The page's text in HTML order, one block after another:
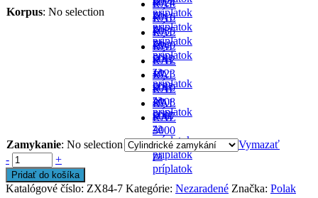
Korpus: No selection
príplatok
za
príplatok
6024
-
za
príplatok
RAL
7016
-
za
príplatok
RAL
7035
- v
cene
RAL
7040
-
za
príplatok
RAL
5012
- v
cene
RAL
1023
-
za
príplatok
RAL
5010
- v
cene
RAL
2008
-
za
príplatok
RAL
5007
-
za
príplatok
RAL
3000
-
za
príplatok
Zamykanie: No selection
Vymazať
-
+
Pridať do košíka
Katalógové číslo: ZX84-7 Kategórie: Nezaradené Značka: Polak